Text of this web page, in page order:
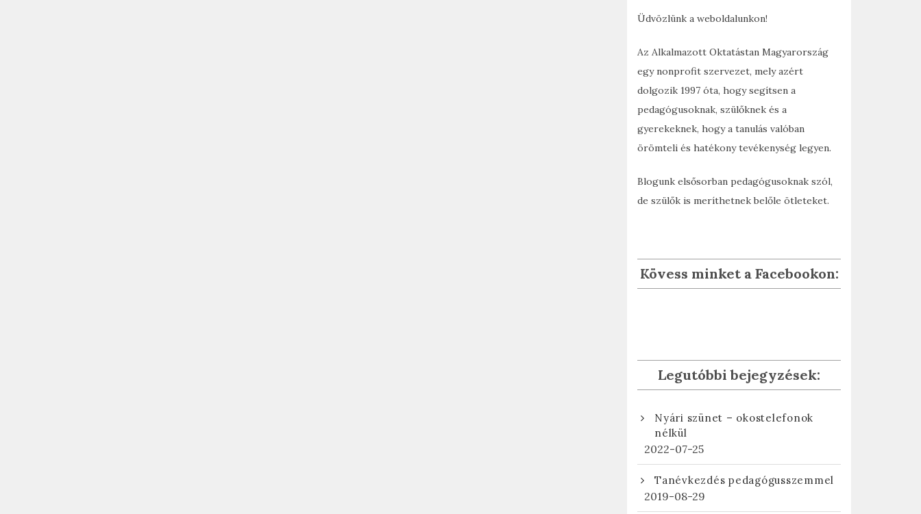
Üdvözlünk a weboldalunkon!
Az Alkalmazott Oktatástan Magyarország
egy nonprofit szervezet, mely azért
dolgozik 1997 óta, hogy segítsen a
pedagógusoknak, szülőknek és a
gyerekeknek, hogy a tanulás valóban
örömteli és hatékony tevékenység legyen.
Blogunk elsősorban pedagógusoknak szól,
de szülők is meríthetnek belőle ötleteket.
Kövess minket a Facebookon:
Legutóbbi bejegyzések:
Nyári szünet – okostelefonok
nélkül
2022-07-25
Tanévkezdés pedagógusszemmel
2019-08-29